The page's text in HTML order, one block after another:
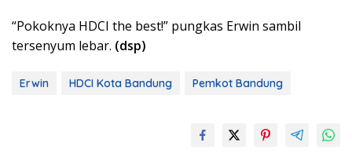
“Pokoknya HDCI the best!” pungkas Erwin sambil
tersenyum lebar. (dsp)
Erwin HDCI Kota Bandung Pemkot Bandung